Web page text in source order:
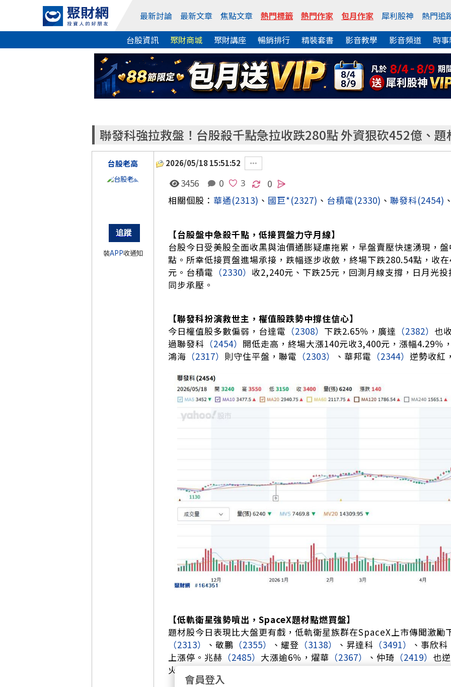
最新討論 最新文章 焦點文章 熱門標籤 熱門作家 包月作家 犀利股神
熱門追
台股資訊
聚財商城 聚財講座 暢銷排行 精裝套書 影音教學 影音頻道 時
聯發科強拉救盤！台股殺千點急拉收跌280點 外資狠砍452億、
台股老高
裝APP收通知
2026/05/18 15:51:52
3456 0 0
相關個股： 華通(2313) 、 國巨*(2327) 、 台積電(2330) 、 聯發科(2454)
【台股盤中急殺千點，低接買盤力守月線】
台股今日受美股全面收黑與油價通膨疑慮拖累，早盤賣壓快速湧現，
點。所幸低接買盤進場承接，跌幅逐步收斂，終場下跌280.54點，收
元。台積電 （2330） 收2,240元、下跌25元，回測月線支撐，日月光投
同步承壓。
【聯發科扮演救世主，權值股跌勢中撐住信心】
今日權值股多數偏弱，台達電 （2308） 下跌2.65％，廣達 （2382） 也
過聯發科 （2454） 開低走高，終場大漲140元收3,400元，漲幅4.29％
鴻海 （2317） 則守住平盤，聯電 （2303） 、華邦電 （2344） 逆勢收紅
【低軌衛星強勢噴出，SpaceX題材點燃買盤】
題材股今日表現比大盤更有戲，低軌衛星族群在SpaceX上市傳聞激勵
（2313）
、敬鵬 （2355） 、耀登 （3138） 、昇達科 （3491） 、事欣科
上漲停。兆赫 （2485） 大漲逾6％，燿華 （2367） 、仲琦 （2419） 也
火種。
會員登入